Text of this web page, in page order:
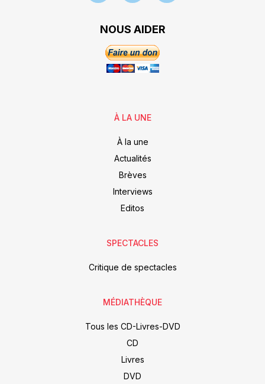
NOUS AIDER
À LA UNE
À la une
Actualités
Brèves
Interviews
Editos
SPECTACLES
Critique de spectacles
MÉDIATHÈQUE
Tous les CD-Livres-DVD
CD
Livres
DVD